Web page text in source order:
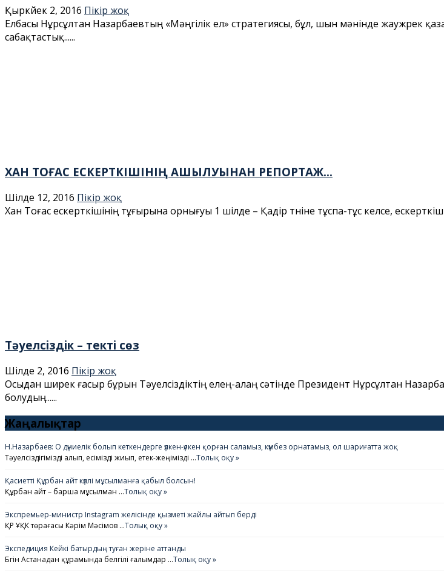
Қыркүйек 2, 2016 Пікір жоқ
Елбасы Нұрсұлтан Назарбаевтың «Мәңгілік ел» стратегиясы, бұл, шын мәнінде жаужүрек
сабақтастық......
ХАН ТОҒАС ЕСКЕРТКІШІНІҢ АШЫЛУЫНАН РЕПОРТАЖ...
Шілде 12, 2016 Пікір жоқ
Хан Тоғас ескерткішінің тұғырына орнығуы 1 шілде – Қадір түніне тұспа-тұс келсе,
Тәуелсіздік – текті сөз
Шілде 2, 2016 Пікір жоқ
Осыдан ширек ғасыр бұрын Тәуелсіздіктің елең-алаң сәтінде Президент Нұрсұлтан
болудың......
Жаңалықтар
Н.Назарбаев: О дүниелік болып кеткендерге үлкен-үлкен қорған саламыз, күмбез орнатамыз, ол шариғатта жоқ
Тәуелсіздігімізді алып, есімізді жиып, етек-жеңімізді …Толық оқу »
Қасиетті Құрбан айт күллі мұсылманға қабыл болсын!
Құрбан айт – барша мұсылман …Толық оқу »
Экспремьер-министр Instagram желісінде қызметі жайлы айтып берді
ҚР ҰҚК төрағасы Кәрім Мәсімов …Толық оқу »
Экспедиция Кейкі батырдың туған жеріне аттанды
Бүгін Астанадан құрамында белгілі ғалымдар …Толық оқу »